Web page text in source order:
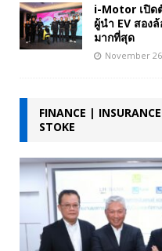
i-Motor เปิด
ผู้นำ EV สอง
มากที่สุด
November
FINANCE |
STOKE